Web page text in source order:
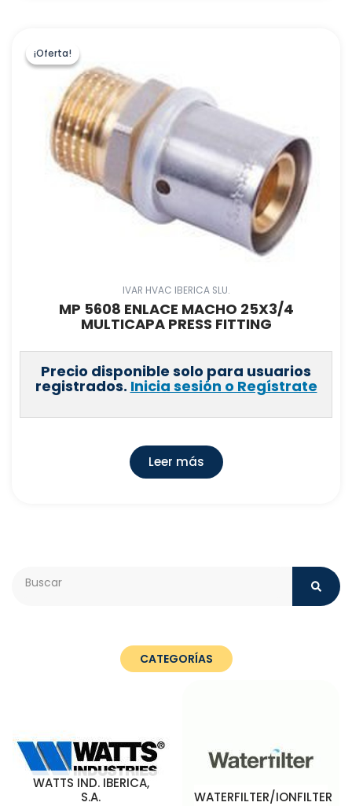
¡Oferta!
¡Oferta!
IVAR HVAC IBERICA SLU.
MP 5608 ENLACE MACHO 25X3/4
MULTICAPA PRESS FITTING
Precio disponible solo para usuarios
registrados. Inicia sesión o Regístrate
Leer más
CATEGORÍAS
WATTS IND. IBERICA,
S.A.
WATERFILTER/IONFILTER